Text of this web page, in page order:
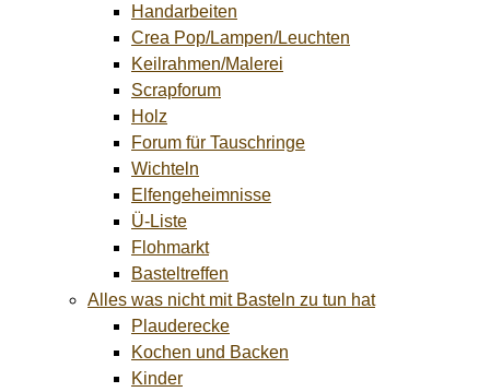
Handarbeiten
Crea Pop/Lampen/Leuchten
Keilrahmen/Malerei
Scrapforum
Holz
Forum für Tauschringe
Wichteln
Elfengeheimnisse
Ü-Liste
Flohmarkt
Basteltreffen
Alles was nicht mit Basteln zu tun hat
Plauderecke
Kochen und Backen
Kinder